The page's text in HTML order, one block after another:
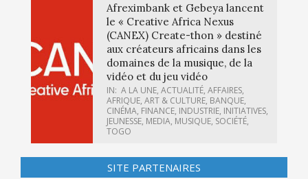
Afreximbank et Gebeya lancent
le « Creative Africa Nexus
(CANEX) Create-thon » destiné
aux créateurs africains dans les
domaines de la musique, de la
vidéo et du jeu vidéo
IN: A LA UNE, ACTUALITÉ, AFFAIRES,
AFRIQUE, ART & CULTURE, BANQUE,
CINÉMA, FINANCE, INDUSTRIE, INITIATIVES,
JEUNESSE, MEDIA, MUSIQUE, SOCIÉTÉ,
TOGO
SITE PARTENAIRES